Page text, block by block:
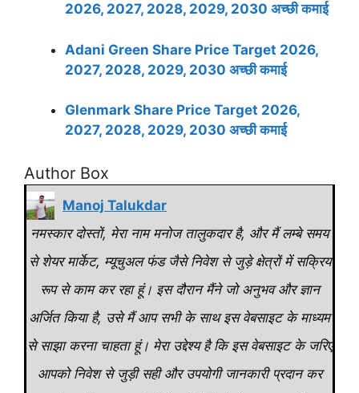
2026, 2027, 2028, 2029, 2030 अच्छी कमाई
Adani Green Share Price Target 2026,
2027, 2028, 2029, 2030 अच्छी कमाई
Glenmark Share Price Target 2026,
2027, 2028, 2029, 2030 अच्छी कमाई
Author Box
Manoj Talukdar
नमस्कार दोस्तों, मेरा नाम मनोज तालुकदार है, और मैं लम्बे समय
से शेयर मार्केट, म्यूचुअल फंड जैसे निवेश से जुड़े क्षेत्रों में सक्रिय
रूप से काम कर रहा हूं। इस दौरान मैंने जो अनुभव और ज्ञान
अर्जित किया है, उसे मैं आप सभी के साथ इस वेबसाइट के माध्यम
से साझा करना चाहता हूं। मेरा उद्देश्य है कि इस वेबसाइट के जरिए
आपको निवेश से जुड़ी सही और उपयोगी जानकारी प्रदान कर